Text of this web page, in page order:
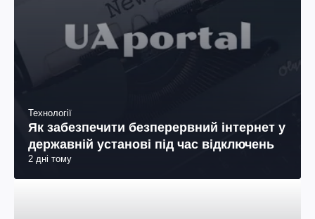
Технології
Як забезпечити безперервний інтернет у
державній установі під час відключень
2 дні тому